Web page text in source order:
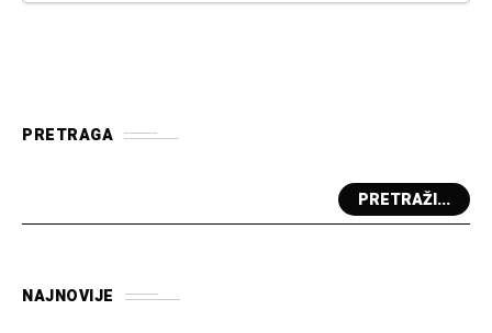
PRETRAGA
PRETRAŽI...
NAJNOVIJE